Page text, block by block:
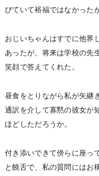
びていて裕福ではなかった
おじいちゃんはすでに他界
あったが、将来は学校の先
笑顔で答えてくれた。
昼食をとりながら私が矢継
通訳を介して寡黙の彼女が
ほどしただろうか。
付き添いできて傍らに座っ
と饒舌で、私の質問にはお